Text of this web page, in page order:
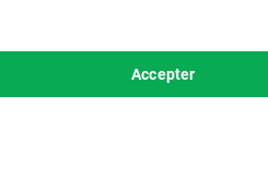
Accepter